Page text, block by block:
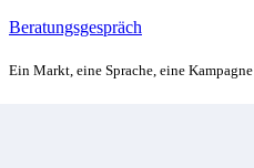
Beratungsgespräch
Ein Markt, eine Sprache, eine Kampagne